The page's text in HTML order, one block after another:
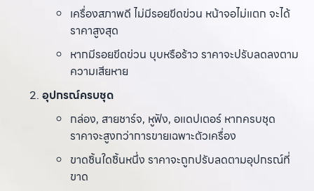
เครื่องสภาพดี ไม่มีรอยขีดข่วน หน้าจอไม่แตก จะได้
ราคาสูงสุด
หากมีรอยขีดข่วน บุบหรือร้าว ราคาจะปรับลดลงตาม
ความเสียหาย
อุปกรณ์ครบชุด
กล่อง, สายชาร์จ, หูฟัง, อแดปเตอร์ หากครบชุด
ราคาจะสูงกว่าการขายเฉพาะตัวเครื่อง
ขาดชิ้นใดชิ้นหนึ่ง ราคาจะถูกปรับลดตามอุปกรณ์ที่
ขาด